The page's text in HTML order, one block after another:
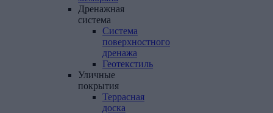
Дренажная
система
Система
поверхностного
дренажа
Геотекстиль
Уличные
покрытия
Террасная
доска